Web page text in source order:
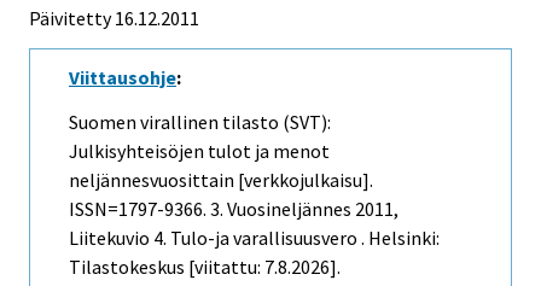
Päivitetty 16.12.2011
Viittausohje:
Suomen virallinen tilasto (SVT):
Julkisyhteisöjen tulot ja menot
neljännesvuosittain [verkkojulkaisu].
ISSN=1797-9366. 3. Vuosineljännes 2011,
Liitekuvio 4. Tulo-ja varallisuusvero . Helsinki:
Tilastokeskus [viitattu: 7.8.2026].